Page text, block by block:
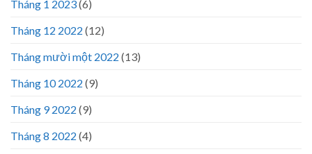
Tháng 1 2023(6)
Tháng 12 2022 (12)
Tháng mười một 2022 (13)
Tháng 10 2022 (9)
Tháng 9 2022 (9)
Tháng 8 2022 (4)